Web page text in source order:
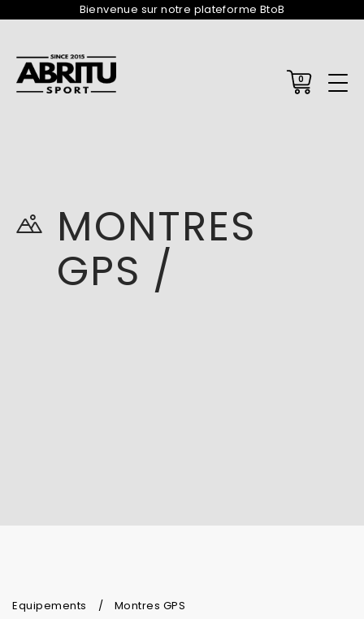
Bienvenue sur notre plateforme BtoB
0
MONTRES
GPS /
Equipements Montres GPS